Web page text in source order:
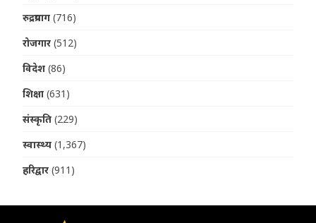
रुद्रप्रयाग (716)
रोजगार (512)
विदेश (86)
शिक्षा (631)
संस्कृति (229)
स्वास्थ्य (1,367)
हरिद्वार (911)